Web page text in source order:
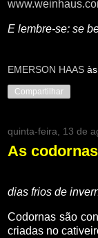
E lembre-se: se
EMERSON HAAS às
Compartilhar
quinta-feira, 13 de
As
dias frios de
Codornas são
criadas no